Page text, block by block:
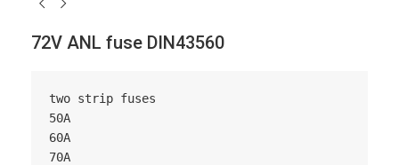
72V ANL fuse DIN43560
two strip fuses
50A
60A
70A